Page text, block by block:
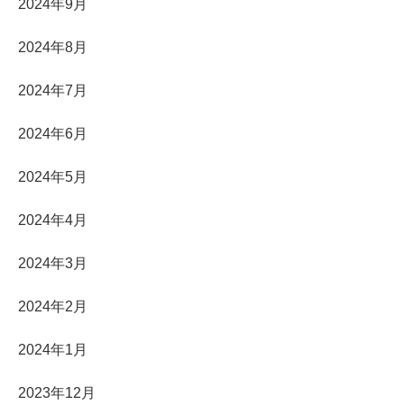
2024年9月
2024年8月
2024年7月
2024年6月
2024年5月
2024年4月
2024年3月
2024年2月
2024年1月
2023年12月